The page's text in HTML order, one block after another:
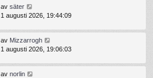
av säter
1 augusti 2026, 19:44:09
av Mizzarrogh
1 augusti 2026, 19:06:03
av norlin